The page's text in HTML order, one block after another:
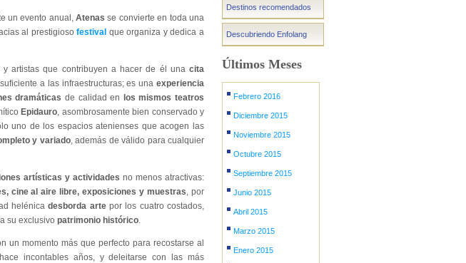
un evento anual,Atenas se convierte en toda una
al prestigiosofestival que organiza y dedica a
artistas que contribuyen a hacer de él una cita
a las infraestructuras; es una experiencia
dramáticas de calidad en
los mismos teatros
Epidauro, asombrosamente bien conservado y
uno de los espacios atenienses que acogen las
y variado, además de válido para cualquier
artísticas y actividades no menos atractivas:
cine al aire libre, exposiciones y muestras, por
helénicadesborda artepor los cuatro costados,
su exclusivo patrimonio histórico.
un momento más que perfecto para recostarse al
incontables años, y deleitarse con las más
Destinos recomendados
Descubriendo Enfolang
Últimos Meses
Febrero 2016
Diciembre 2015
Noviembre 2015
Octubre 2015
Septiembre 2015
Junio 2015
Abril 2015
Marzo 2015
Enero 2015